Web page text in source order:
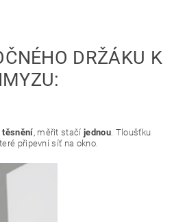
DRŽÁKU K
těsnění, měřit stačí jednou. Tloušťku
připevní síť na okno.